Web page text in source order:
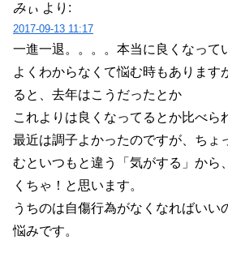
みぃ より:
2017-09-13 11:17
一進一退。。。。本当に良くなって
よくわからなくて悩む時もあります
ると、去年はこうだったとか
これよりは良くなってるとか比べら
最近は調子よかったのですが、ちょ
むといつもと違う「気がする」から
くちゃ！と思います。
うちのは自傷行為がなくなればいい
悩みです。